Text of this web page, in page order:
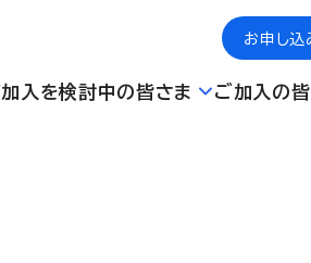
お申し込
入を検討中の皆さま ご加入の